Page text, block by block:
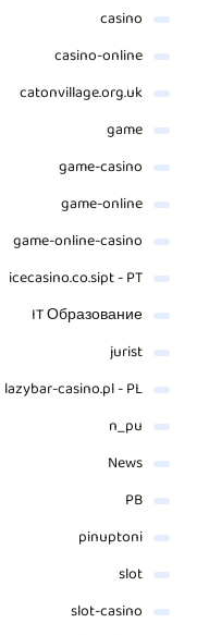
casino
casino-online
catonvillage.org.uk
game
game-casino
game-online
game-online-casino
icecasino.co.sipt - PT
IT Образование
jurist
lazybar-casino.pl - PL
n_pu
News
PB
pinuptoni
slot
slot-casino